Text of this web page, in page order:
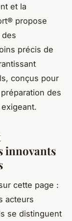
et la
propose
précis de
conçus pour
des
innovants
cette page :
acteurs
se distinguent